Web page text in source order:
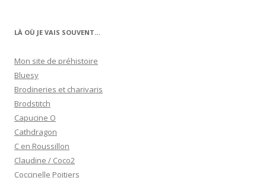
LÀ OÙ JE VAIS SOUVENT…
Mon site de préhistoire
Bluesy
Brodineries et charivaris
Brodstitch
Capucine O
Cathdragon
C en Roussillon
Claudine / Coco2
Coccinelle Poitiers